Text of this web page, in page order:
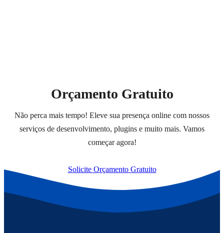
Orçamento Gratuito
Não perca mais tempo! Eleve sua presença online com nossos
serviços de desenvolvimento, plugins e muito mais. Vamos
começar agora!
Solicite Orçamento Gratuito